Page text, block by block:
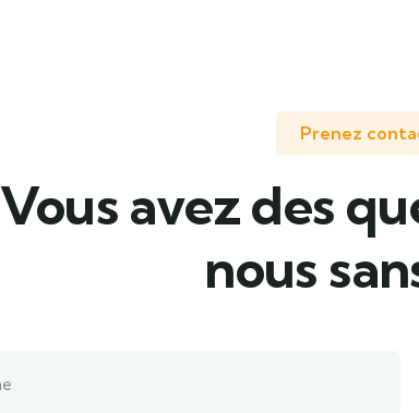
Prenez
Vous avez des
nous